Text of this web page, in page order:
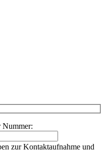
Nummer:
zur Kontaktaufnahme und